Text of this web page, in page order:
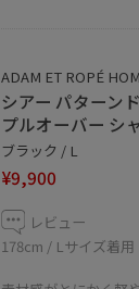
ADAM ET ROPÉ
シアー パターン
プルオーバー シ
ブラック / L
¥9,900
レビュー
178cm / Lサイズ着用